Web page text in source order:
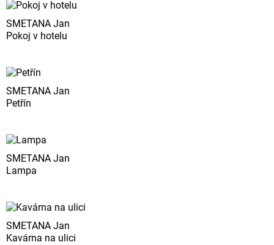
SMETANA Jan
Pokoj v hotelu
SMETANA Jan
Petřín
SMETANA Jan
Lampa
SMETANA Jan
Kavárna na ulici